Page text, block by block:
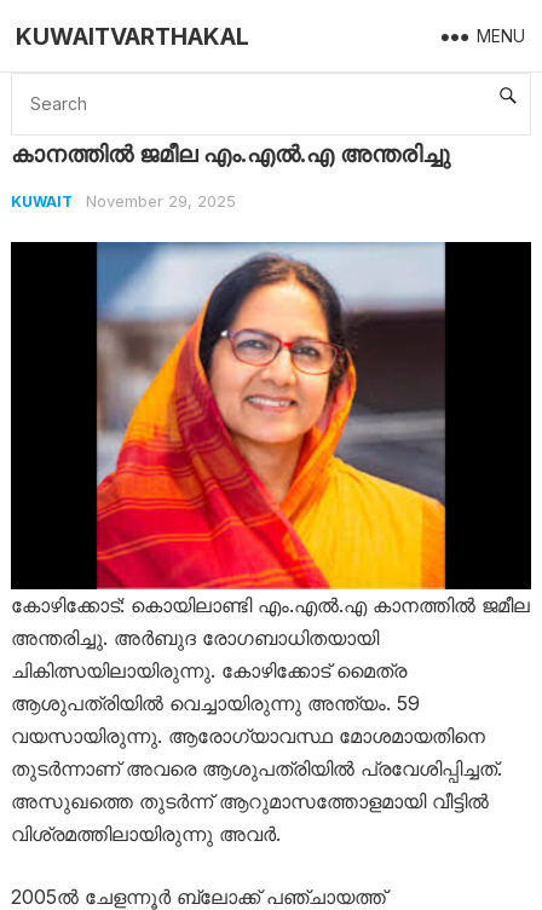
KUWAITVARTHAKAL MENU
Home Kuwait
കാനത്തിൽ ജമീല എം.എൽ.എ അന്തരിച്ചു
KUWAIT November 29, 2025
കോഴിക്കോട്: കൊയിലാണ്ടി എം.എൽ.എ കാനത്തിൽ ജമീല
അന്തരിച്ചു. അർബുദ രോഗബാധിതയായി
ചികിത്സയിലായിരുന്നു. കോഴിക്കോട് മൈത്ര
ആശുപത്രിയിൽ വെച്ചായിരുന്നു അന്ത്യം. 59
വയസായിരുന്നു. ആരോഗ്യാവസ്ഥ മോശമായതിനെ
തുടർന്നാണ് അവരെ ആശുപത്രിയിൽ പ്രവേശിപ്പിച്ചത്.
അസുഖത്തെ തുടർന്ന് ആറുമാസത്തോളമായി വീട്ടിൽ
വിശ്രമത്തിലായിരുന്നു അവർ.
2005ൽ ചേളന്നൂർ ബ്ലോക്ക് പഞ്ചായത്ത്